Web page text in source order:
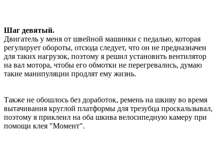
Шаг девятый.
Двигатель у меня от швейной машинки с педалью, которая
регулирует обороты, отсюда следует, что он не предназначен
для таких нагрузок, поэтому я решил установить вентилятор
на вал мотора, чтобы его обмотки не перегревались, думаю
такие манипуляции продлят ему жизнь.
Также не обошлось без доработок, ремень на шкиву во время
вытачивания круглой платформы для трезубца проскальзывал,
поэтому я приклеил на оба шкива велосипедную камеру при
помощи клея "Момент".